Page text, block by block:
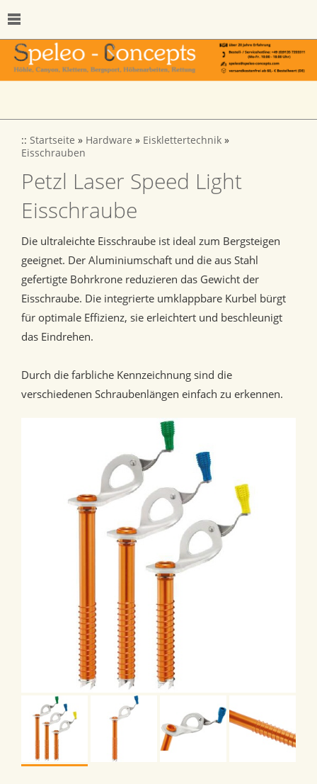
:: Startseite » Hardware » Eisklettertechnik »
Eisschrauben
Petzl Laser Speed Light
Eisschraube
Die ultraleichte Eisschraube ist ideal zum Bergsteigen
geeignet. Der Aluminiumschaft und die aus Stahl
gefertigte Bohrkrone reduzieren das Gewicht der
Eisschraube. Die integrierte umklappbare Kurbel bürgt
für optimale Effizienz, sie erleichtert und beschleunigt
das Eindrehen.
Durch die farbliche Kennzeichnung sind die
verschiedenen Schraubenlängen einfach zu erkennen.